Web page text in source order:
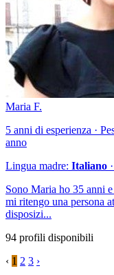
Maria F.
5 anni di esperienza ·
anno
Lingua madre: Italiano
Sono Maria ho 35 anni
mi ritengo una persona
disposizi...
94 profili disponibili
‹ 1 2 3 ›